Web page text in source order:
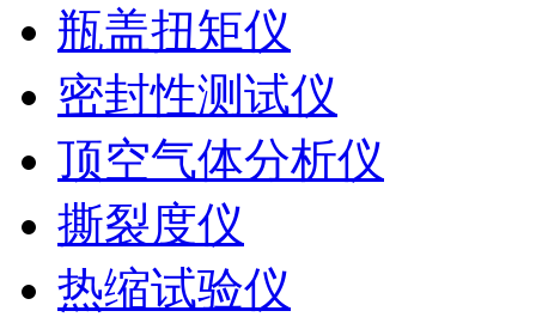
瓶盖扭矩仪
密封性测试仪
顶空气体分析仪
撕裂度仪
热缩试验仪